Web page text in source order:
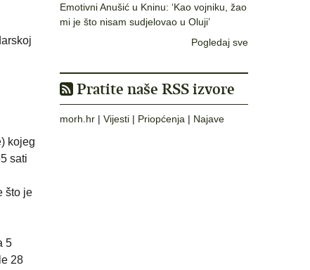
kojeg
sati
što je
5
28
Emotivni Anušić u Kninu: ‘Kao vojniku, žao
mi je što nisam sudjelovao u Oluji’
Pogledaj sve
Pratite naše RSS izvore
morh.hr | Vijesti | Priopćenja | Najave